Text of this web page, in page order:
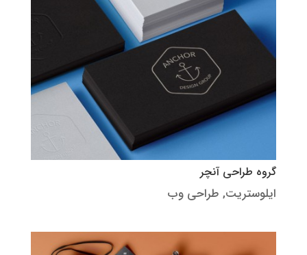
گروه طراحی آنچر
ایلوستریت, طراحی وب